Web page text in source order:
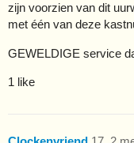
zijn voorzien van dit
met één van deze
GEWELDIGE service
1 like